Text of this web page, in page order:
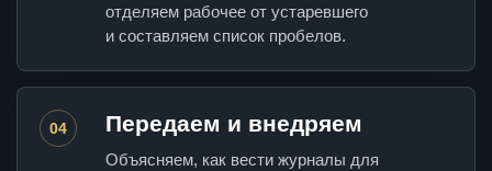
отделяем рабочее от устаревшего
и составляем список пробелов.
04 Передаем и внедряем
Объясняем, как вести журналы для